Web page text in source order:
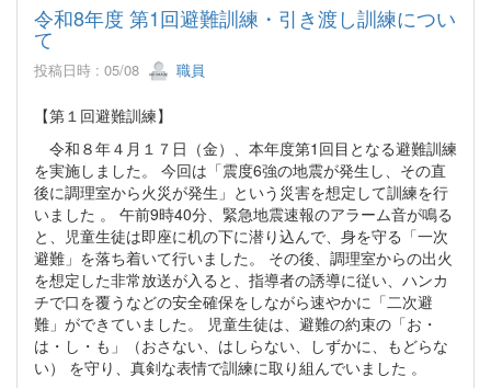
令和8年度 第1回避難訓練・引き渡し訓練につい
て
投稿日時 : 05/08 職員
【第１回避難訓練】
令和８年４月１７日（金）、本年度第1回目となる避難訓練
を実施しました。 今回は「震度6強の地震が発生し、その直
後に調理室から火災が発生」という災害を想定して訓練を行
いました 。 午前9時40分、緊急地震速報のアラーム音が鳴る
と、児童生徒は即座に机の下に潜り込んで、身を守る「一次
避難」を落ち着いて行いました。 その後、調理室からの出火
を想定した非常放送が入ると、指導者の誘導に従い、ハンカ
チで口を覆うなどの安全確保をしながら速やかに「二次避
難」ができていました。 児童生徒は、避難の約束の「お・
は・し・も」（おさない、はしらない、しずかに、もどらな
い） を守り、真剣な表情で訓練に取り組んでいました 。